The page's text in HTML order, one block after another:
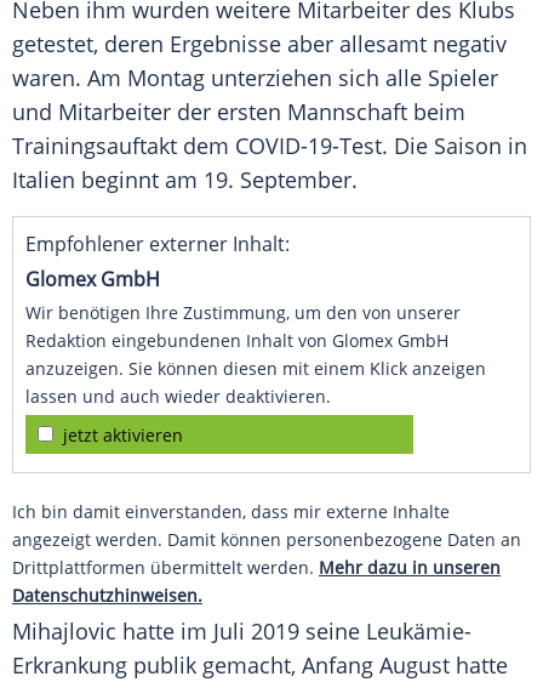
Neben ihm wurden weitere Mitarbeiter des Klubs
getestet, deren Ergebnisse aber allesamt negativ
waren. Am Montag unterziehen sich alle Spieler
und Mitarbeiter der ersten Mannschaft beim
Trainingsauftakt dem COVID-19-Test. Die Saison in
Italien beginnt am 19. September.
Empfohlener externer Inhalt:
Glomex GmbH
Wir benötigen Ihre Zustimmung, um den von unserer
Redaktion eingebundenen Inhalt von Glomex GmbH
anzuzeigen. Sie können diesen mit einem Klick anzeigen
lassen und auch wieder deaktivieren.
jetzt aktivieren
Ich bin damit einverstanden, dass mir externe Inhalte
angezeigt werden. Damit können personenbezogene Daten an
Drittplattformen übermittelt werden. Mehr dazu in unseren
Datenschutzhinweisen.
Mihajlovic hatte im Juli 2019 seine Leukämie-
Erkrankung publik gemacht, Anfang August hatte